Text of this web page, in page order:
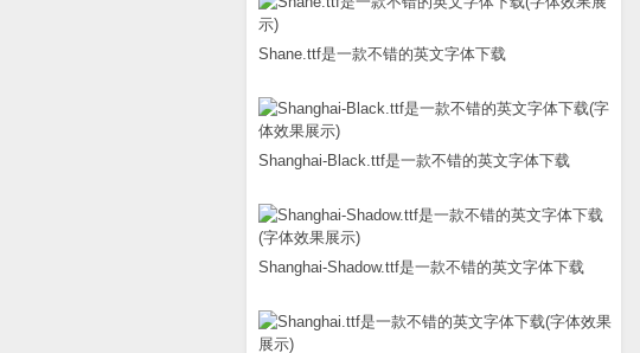
Shane.ttf是一款不错的英文字体下载
Shanghai-Black.ttf是一款不错的英文字体下载
Shanghai-Shadow.ttf是一款不错的英文字体下载